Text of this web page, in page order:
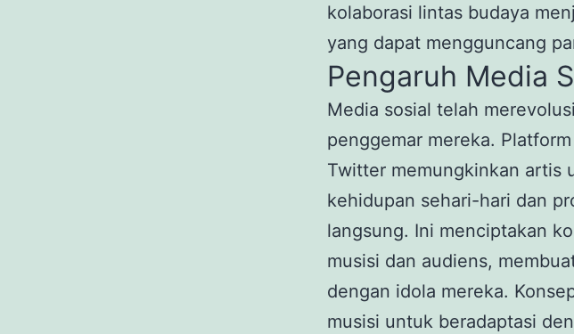
kolaborasi lintas budaya
yang dapat mengguncang
Pengaruh Media
Media sosial telah
penggemar mereka.
Twitter memungkinkan artis
kehidupan sehari-hari dan
langsung. Ini menciptakan
musisi dan audiens,
dengan idola mereka.
musisi untuk beradaptasi